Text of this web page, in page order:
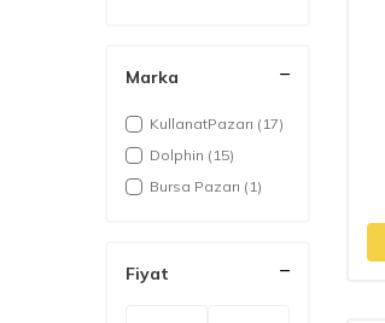
Marka
KullanatPazarı (17)
Dolphin (15)
Bursa Pazarı (1)
Fiyat